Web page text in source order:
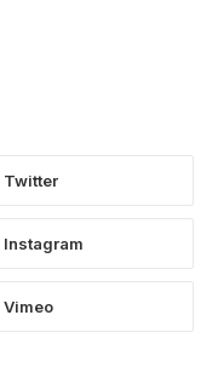
Twitter
Instagram
Vimeo